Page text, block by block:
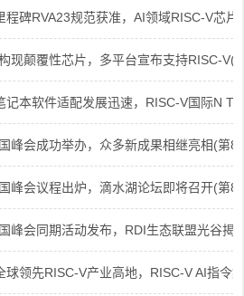
程碑RVA23规范获准，AI领域RISC-V芯
现颠覆性芯片，多平台宣布支持RISC-V(
记本软件适配发展迅速，RISC-V国际N
峰会成功举办，众多新成果相继亮相(第
峰会议程出炉，滴水湖论坛即将召开(第
峰会同期活动发布，RDI生态联盟光谷揭
球领先RISC-V产业高地，RISC-V AI指令